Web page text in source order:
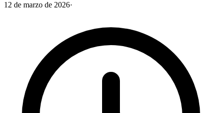
12 de marzo de 2026·